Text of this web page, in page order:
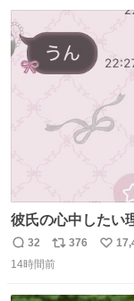
彼氏の心中したい
返
信
32
リ
ポ
376
い
14時間前